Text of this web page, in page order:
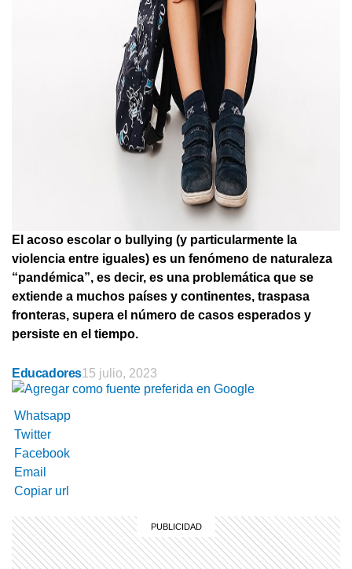
El acoso escolar o bullying (y particularmente la
violencia entre iguales) es un fenómeno de naturaleza
“pandémica”, es decir, es una problemática que se
extiende a muchos países y continentes, traspasa
fronteras, supera el número de casos esperados y
persiste en el tiempo.
Educadores15 julio, 2023
Whatsapp
Twitter
Facebook
Email
Copiar url